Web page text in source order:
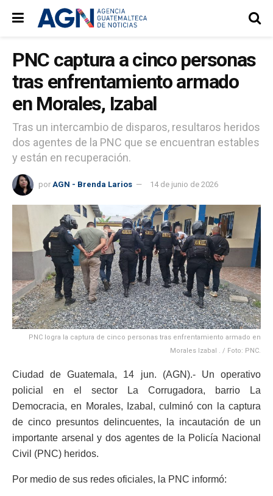
PNC captura a cinco personas
tras enfrentamiento armado
en Morales, Izabal
Tras un intercambio de disparos, resultaros heridos
dos agentes de la PNC que se encuentran estables
y están en recuperación.
por AGN - Brenda Larios 14 de junio de 2026
PNC logra la captura de cinco personas tras enfrentamiento armado en
Morales Izabal . / Foto: PNC.
Ciudad de Guatemala, 14 jun. (AGN).- Un operativo
policial en el sector La Corrugadora, barrio La
Democracia, en Morales, Izabal, culminó con la captura
de cinco presuntos delincuentes, la incautación de un
importante arsenal y dos agentes de la Policía Nacional
Civil (PNC) heridos.
Por medio de sus redes oficiales, la PNC informó: